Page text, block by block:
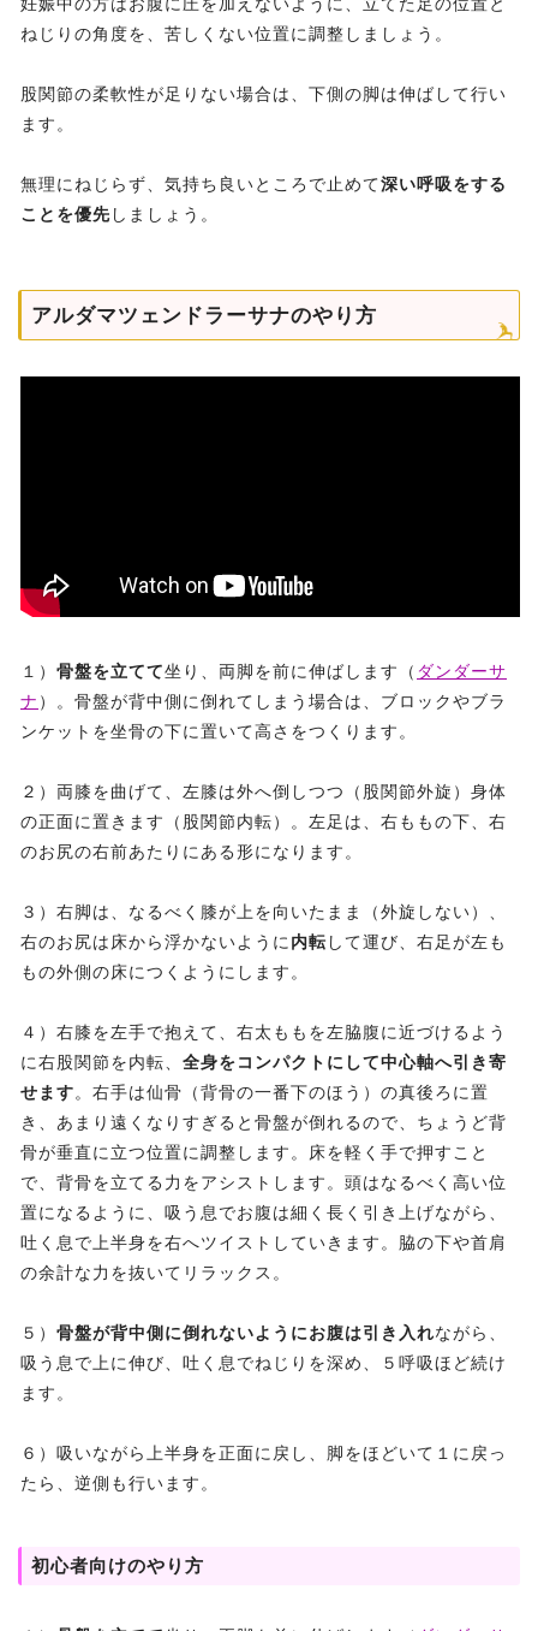
ねじりの角度を、苦しくない位置に調整しましょう。
股関節の柔軟性が足りない場合は、下側の脚は伸ばして行い
ます。
無理にねじらず、気持ち良いところで止めて深い呼吸をする
ことを優先しましょう。
アルダマツェンドラーサナのやり方
１） 骨盤を立てて坐り、両脚を前に伸ばします（ ダンダーサ
ナ ）。骨盤が背中側に倒れてしまう場合は、ブロックやブラ
ンケットを坐骨の下に置いて高さをつくります。
２）両膝を曲げて、左膝は外へ倒しつつ（股関節外旋）身体
の正面に置きます（股関節内転）。左足は、右ももの下、右
のお尻の右前あたりにある形になります。
３）右脚は、なるべく膝が上を向いたまま（外旋しない）、
右のお尻は床から浮かないように 内転 して運び、右足が左も
もの外側の床につくようにします。
４）右膝を左手で抱えて、右太ももを左脇腹に近づけるよう
に右股関節を内転、 全身をコンパクトにして中心軸へ引き寄
せます。右手は仙骨（背骨の一番下のほう）の真後ろに置
き、あまり遠くなりすぎると骨盤が倒れるので、ちょうど背
骨が垂直に立つ位置に調整します。床を軽く手で押すこと
で、背骨を立てる力をアシストします。頭はなるべく高い位
置になるように、吸う息でお腹は細く長く引き上げながら、
吐く息で上半身を右へツイストしていきます。脇の下や首肩
の余計な力を抜いてリラックス。
５） 骨盤が背中側に倒れないようにお腹は引き入れながら、
吸う息で上に伸び、吐く息でねじりを深め、５呼吸ほど続け
ます。
６）吸いながら上半身を正面に戻し、脚をほどいて１に戻っ
たら、逆側も行います。
初心者向けのやり方